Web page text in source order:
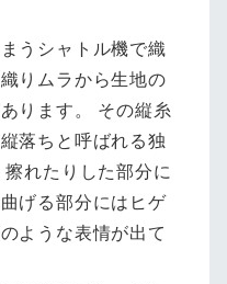
うシャトル機で織
りムラから生地の
ります。 その縦糸
落ちと呼ばれる独
れたりした部分に
げる部分にはヒゲ
ような表情が出て